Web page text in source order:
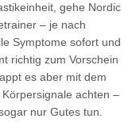
gehe Nordic
– je nach
Symptome sofort und
richtig zum Vorschein
es aber mit dem
achten –
nur Gutes tun.